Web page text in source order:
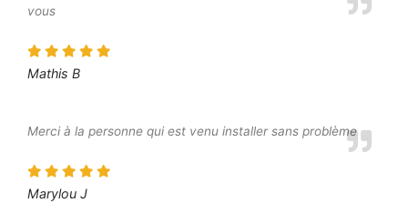
vous
Mathis B
Merci à la personne qui est venu installer sans problème
Marylou J